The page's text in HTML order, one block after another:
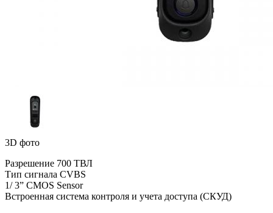
3D фото
Разрешение 700 ТВЛ
Тип сигнала CVBS
1/ 3” CMOS Sensor
Встроенная система контроля и учета доступа (СКУД)